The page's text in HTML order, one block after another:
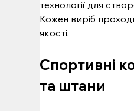
технології для
Кожен виріб
якості.
Спортивні
та штани